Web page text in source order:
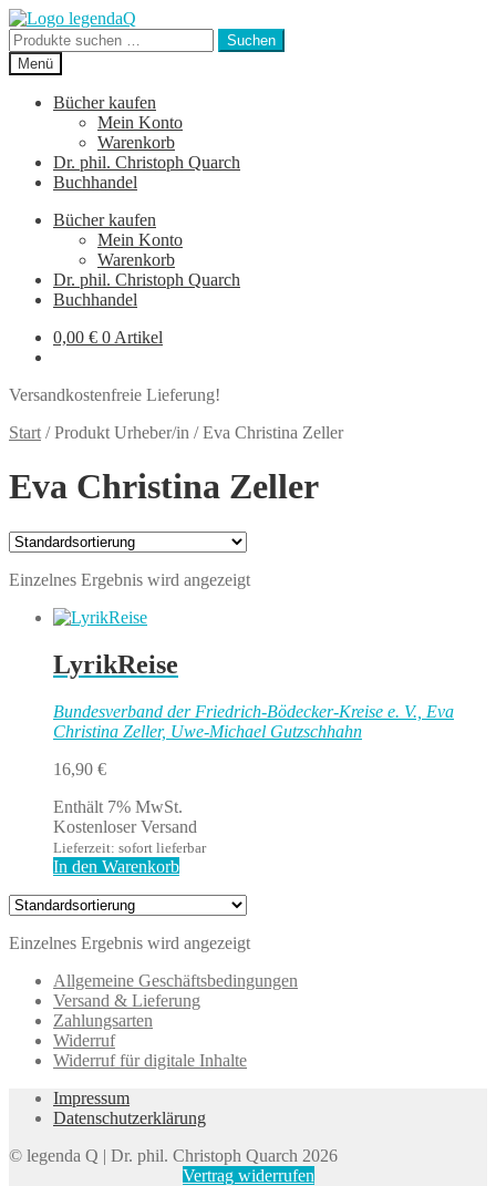
Zur
Navigation
springen
Zum
Inhalt
springen
Suchen
nach:
Suchen
Menü
Bücher kaufen
Mein Konto
Warenkorb
Dr. phil. Christoph Quarch
Buchhandel
Bücher kaufen
Mein Konto
Warenkorb
Dr. phil. Christoph Quarch
Buchhandel
0,00 € 0 Artikel
Versandkostenfreie Lieferung!
Start /Produkt Urheber/in /Eva Christina Zeller
Eva Christina Zeller
Einzelnes Ergebnis wird angezeigt
LyrikReise
Bundesverband der Friedrich-Bödecker-Kreise e. V., Eva
Christina Zeller, Uwe-Michael Gutzschhahn
16,90 €
Enthält 7% MwSt.
Kostenloser Versand
Lieferzeit: sofort lieferbar
In den Warenkorb
Einzelnes Ergebnis wird angezeigt
Allgemeine Geschäftsbedingungen
Versand & Lieferung
Zahlungsarten
Widerruf
Widerruf für digitale Inhalte
Impressum
Datenschutzerklärung
© legenda Q | Dr. phil. Christoph Quarch 2026
Vertrag widerrufen